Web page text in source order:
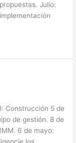
Julio:
Construcción 5 de
de gestión. 8 de
6 de mayo: